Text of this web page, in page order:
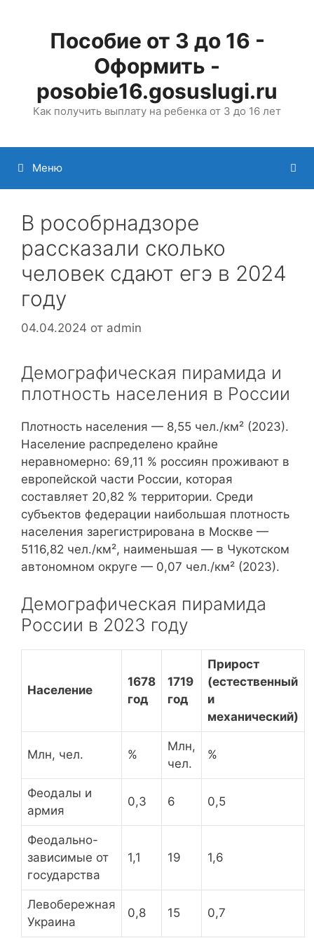
содержимомуПособие от 3 до 16 -
Оформить -
posobie16.gosuslugi.ru
Как получить выплату на ребенка от 3 до 16 лет
Меню
В рособрнадзоре
рассказали сколько
человек сдают егэ в 2024
году
04.04.2024 от admin
Демографическая пирамида и
плотность населения в России
Плотность населения — 8,55 чел./км² (2023).
Население распределено крайне
неравномерно: 69,11 % россиян проживают в
европейской части России, которая
составляет 20,82 % территории. Среди
субъектов федерации наибольшая плотность
населения зарегистрирована в Москве —
5116,82 чел./км², наименьшая — в Чукотском
автономном округе — 0,07 чел./км² (2023).
Демографическая пирамида
России в 2023 году
Население
1678
год
1719
год
Прирост
(естественный
и
механический)
Млн, чел. %
Млн,
чел.
%
Феодалы и
армия
0,3 6 0,5
Феодально-
зависимые от
государства
1,1 19 1,6
Левобережная
Украина
0,8 15 0,7